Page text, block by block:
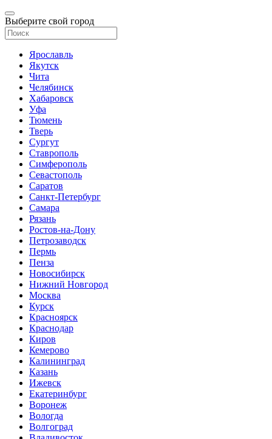
Выберите свой город
Ярославль
Якутск
Чита
Челябинск
Хабаровск
Уфа
Тюмень
Тверь
Сургут
Ставрополь
Симферополь
Севастополь
Саратов
Санкт-Петербург
Самара
Рязань
Ростов-на-Дону
Петрозаводск
Пермь
Пенза
Новосибирск
Нижний Новгород
Москва
Курск
Красноярск
Краснодар
Киров
Кемерово
Калининград
Казань
Ижевск
Екатеринбург
Воронеж
Вологда
Волгоград